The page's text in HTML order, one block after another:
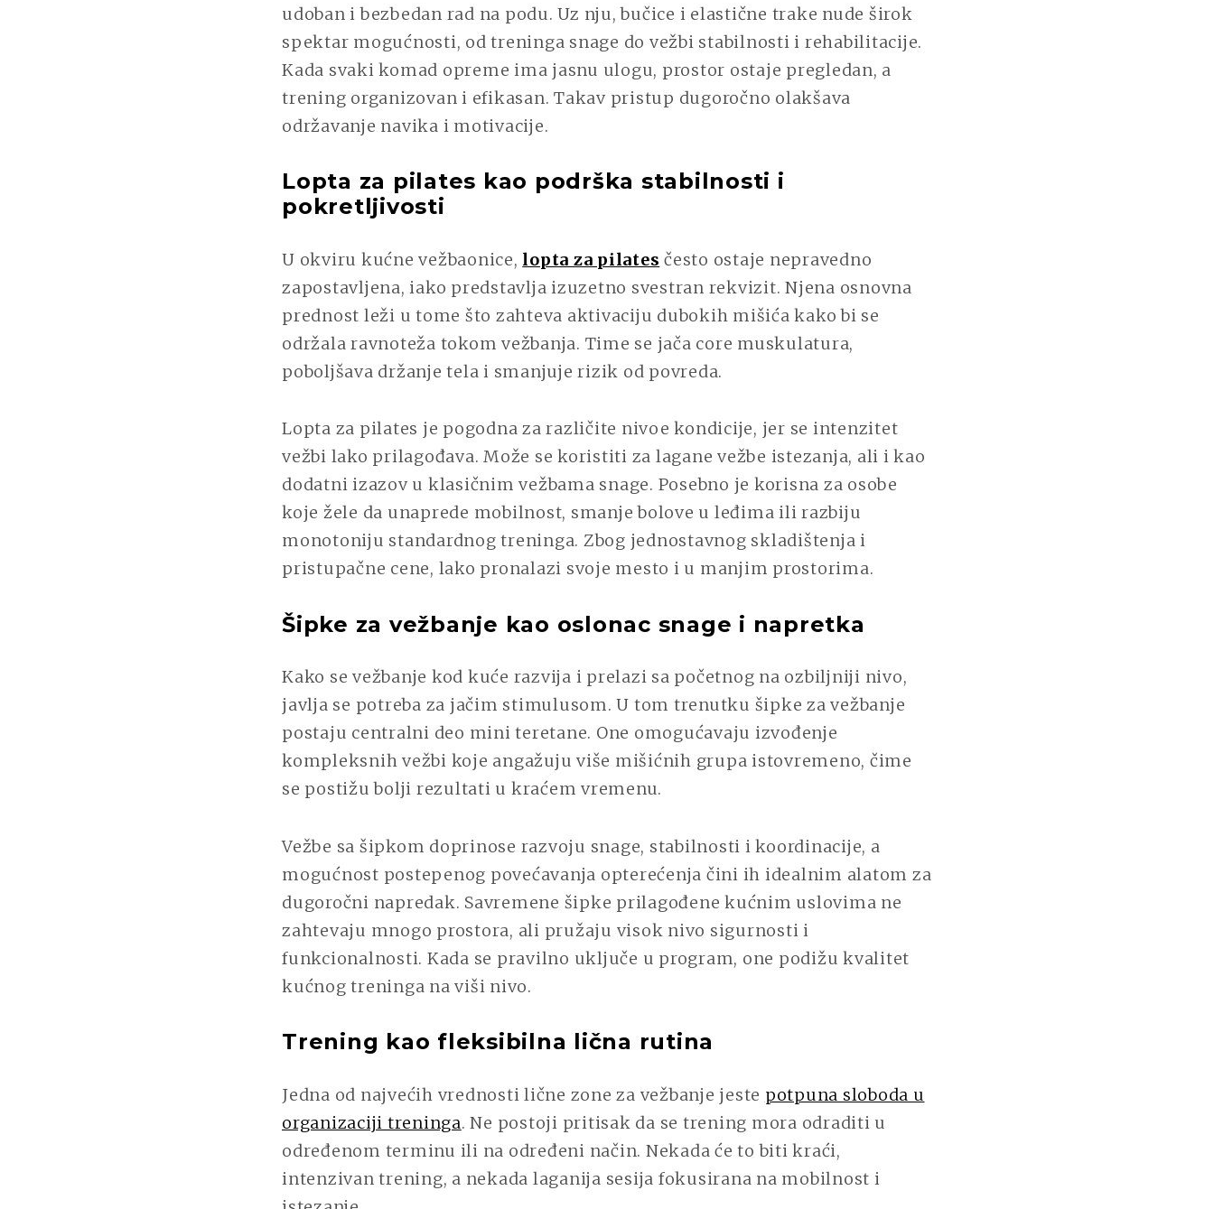
udoban i bezbedan rad na podu. Uz nju, bučice i elastične trake nude širok
spektar mogućnosti, od treninga snage do vežbi stabilnosti i rehabilitacije.
Kada svaki komad opreme ima jasnu ulogu, prostor ostaje pregledan, a
trening organizovan i efikasan. Takav pristup dugoročno olakšava
održavanje navika i motivacije.
Lopta za pilates kao podrška stabilnosti i
pokretljivosti
U okviru kućne vežbaonice, lopta za pilates često ostaje nepravedno
zapostavljena, iako predstavlja izuzetno svestran rekvizit. Njena osnovna
prednost leži u tome što zahteva aktivaciju dubokih mišića kako bi se
održala ravnoteža tokom vežbanja. Time se jača core muskulatura,
poboljšava držanje tela i smanjuje rizik od povreda.
Lopta za pilates je pogodna za različite nivoe kondicije, jer se intenzitet
vežbi lako prilagođava. Može se koristiti za lagane vežbe istezanja, ali i kao
dodatni izazov u klasičnim vežbama snage. Posebno je korisna za osobe
koje žele da unaprede mobilnost, smanje bolove u leđima ili razbiju
monotoniju standardnog treninga. Zbog jednostavnog skladištenja i
pristupačne cene, lako pronalazi svoje mesto i u manjim prostorima.
Šipke za vežbanje kao oslonac snage i napretka
Kako se vežbanje kod kuće razvija i prelazi sa početnog na ozbiljniji nivo,
javlja se potreba za jačim stimulusom. U tom trenutku šipke za vežbanje
postaju centralni deo mini teretane. One omogućavaju izvođenje
kompleksnih vežbi koje angažuju više mišićnih grupa istovremeno, čime
se postižu bolji rezultati u kraćem vremenu.
Vežbe sa šipkom doprinose razvoju snage, stabilnosti i koordinacije, a
mogućnost postepenog povećavanja opterećenja čini ih idealnim alatom za
dugoročni napredak. Savremene šipke prilagođene kućnim uslovima ne
zahtevaju mnogo prostora, ali pružaju visok nivo sigurnosti i
funkcionalnosti. Kada se pravilno uključe u program, one podižu kvalitet
kućnog treninga na viši nivo.
Trening kao fleksibilna lična rutina
Jedna od najvećih vrednosti lične zone za vežbanje jeste potpuna sloboda u
organizaciji treninga. Ne postoji pritisak da se trening mora odraditi u
određenom terminu ili na određeni način. Nekada će to biti kraći,
intenzivan trening, a nekada laganija sesija fokusirana na mobilnost i